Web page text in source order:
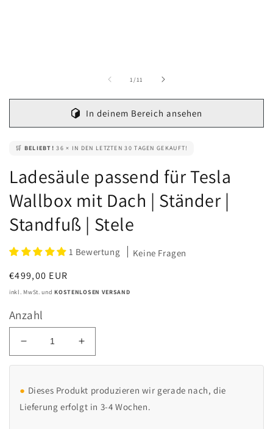
1/von
11
In deinem Bereich ansehen
🛒 BELIEBT! 36 × IN DEN LETZTEN 30 TAGEN GEKAUFT!
Ladesäule passend für Tesla
Wallbox mit Dach | Ständer |
Standfuß | Stele
1 Bewertung Keine Fragen
Normaler
Preis
€499,00 EUR
inkl. MwSt. undKOSTENLOSEN VERSAND
Anzahl
Verringere
die
für
Ladesäule
passend
Erhöhe
die
für
Ladesäule
passend
Dieses Produkt produzieren wir gerade nach, die
Lieferung erfolgt in 3-4 Wochen.